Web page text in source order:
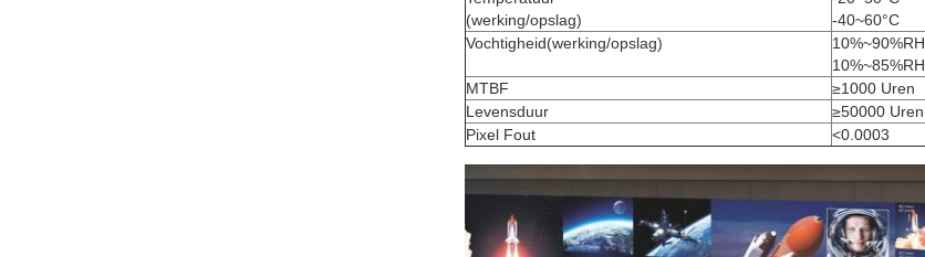
(werking/opslag)
-40~60°C
Vochtigheid(werking/opslag)
10%~90%RH
10%~85%RH
MTBF
≥1000 Uren
Levensduur
≥50000 Uren
Pixel Fout
<0.0003